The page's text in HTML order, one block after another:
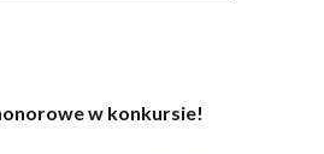
w konkursie!